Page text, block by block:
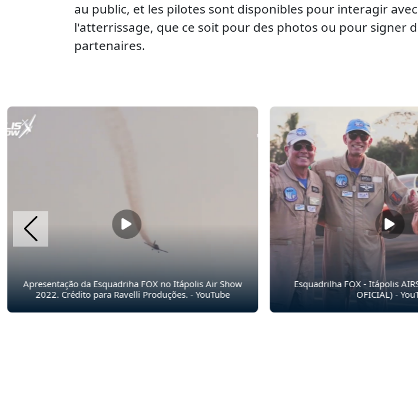
au public, et les pilotes sont disponibles pour interagir
l'atterrissage, que ce soit pour des photos ou pour signer
partenaires.
Apresentação da Esquadriha FOX no Itápolis Air Show
2022. Crédito para Ravelli Produções. - YouTube
Esquadrilha FOX - Itápolis
OFICIAL) -